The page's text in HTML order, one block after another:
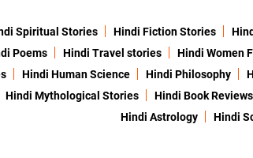
Spiritual Stories Hindi Fiction Stories
Poems Hindi Travel stories Hindi Women
Hindi Human Science Hindi Philosophy
Hindi Mythological Stories Hindi Book Reviews
Hindi Astrology
Hindi